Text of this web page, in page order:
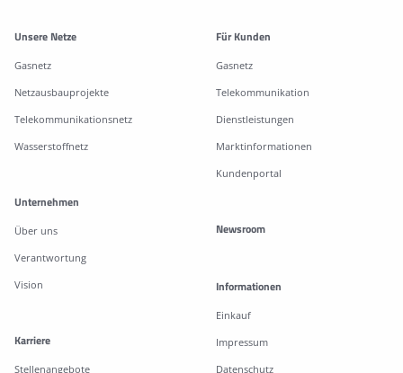
Weitere Informationen
Unsere Netze
Gasnetz
Netzausbauprojekte
Telekommunikationsnetz
Wasserstoffnetz
Für Kunden
Gasnetz
Telekommunikation
Dienstleistungen
Marktinformationen
Kundenportal
Unternehmen
Über uns
Verantwortung
Vision
Karriere
Stellenangebote
Newsroom
Informationen
Einkauf
Impressum
Datenschutz